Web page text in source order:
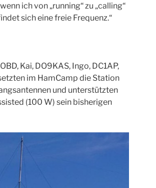
ich von „running“ zu „calling“
sich eine freie Frequenz.“
Kai, DO9KAS, Ingo, DC1AP,
im HamCamp die Station
und unterstützten
(100 W) sein bisherigen